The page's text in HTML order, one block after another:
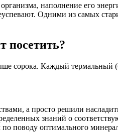
наполнение его
Одними из самых
посетить?
сорока. Каждый
а просто решили
знаний о
поводу оптимального